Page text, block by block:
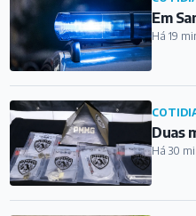
Em
Há 19
Duas
Há 30